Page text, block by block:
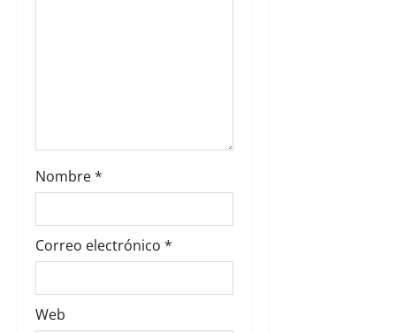
d
a
s
Nombre*
Correo electrónico *
Web